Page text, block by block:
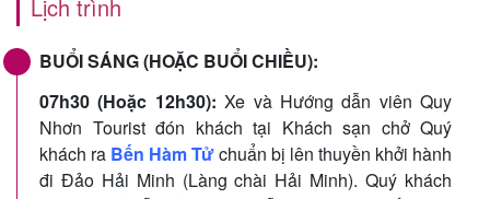
Lịch trình
BUỔI SÁNG (HOẶC BUỔI CHIỀU):
07h30 (Hoặc 12h30): Xe và Hướng dẫn viên Quy
Nhơn Tourist đón khách tại Khách sạn chở Quý
khách ra Bến Hàm Tửchuẩn bị lên thuyền khởi hành
đi Đảo Hải Minh (Làng chài Hải Minh). Quý khách